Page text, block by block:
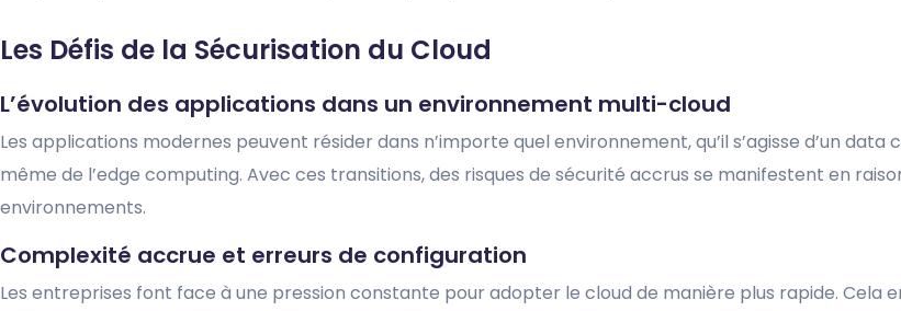
Les Défis de la Sécurisation du Cloud
L’évolution des applications dans un environnement multi-cloud
Les applications modernes peuvent résider dans n’importe quel environnement, qu’il s’agisse d’un
même de l’edge computing. Avec ces transitions, des risques de sécurité accrus se manifestent en
environnements.
Complexité accrue et erreurs de configuration
Les entreprises font face à une pression constante pour adopter le cloud de manière plus rapide. Cela